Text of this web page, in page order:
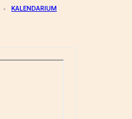
KALENDARIUM